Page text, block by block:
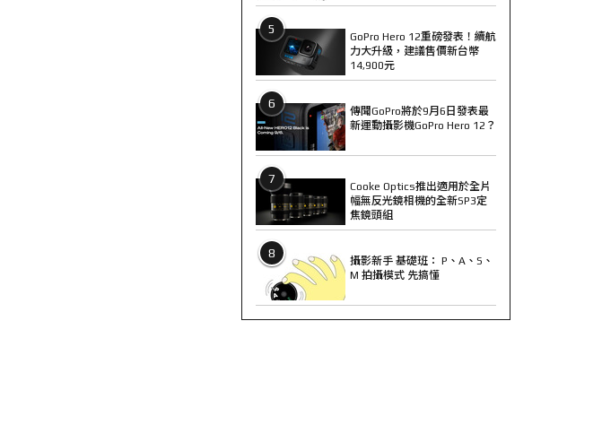
5
GoPro Hero 12重磅發表！續航
力大升級，建議售價新台幣
14,900元
6
傳聞GoPro將於9月6日發表最
新運動攝影機GoPro Hero 12？
7
Cooke Optics推出適用於全片
幅無反光鏡相機的全新SP3定
焦鏡頭組
8
攝影新手 基礎班： P、A、S、
M 拍攝模式 先搞懂